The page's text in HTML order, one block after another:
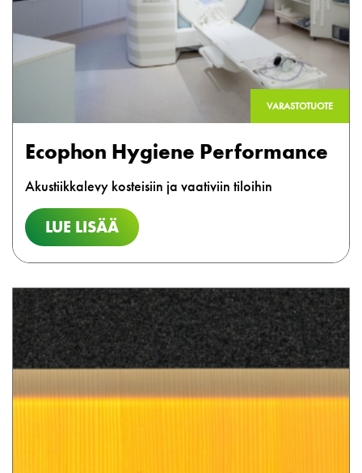
VARASTOTUOTE
Ecophon Hygiene Performance
Akustiikkalevy kosteisiin ja vaativiin tiloihin
LUE LISÄÄ